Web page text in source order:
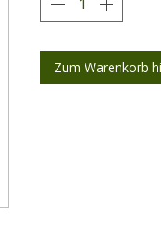
Zum Warenkorb